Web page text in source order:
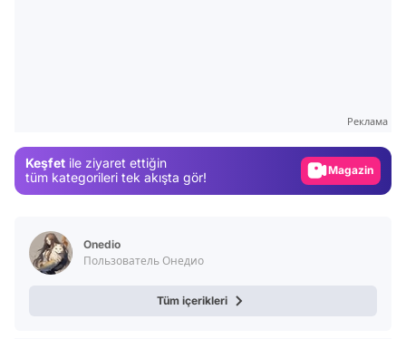
Реклама
Keşfet ile ziyaret ettiğin
tüm kategorileri tek akışta gör!
Video
Onedio
Пользователь Онедио
Tüm içerikleri